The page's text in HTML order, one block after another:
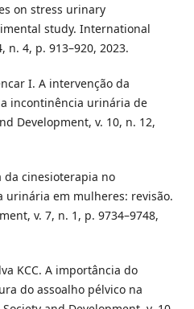
on stress urinary
study. International
n. 4, p. 913–920, 2023.
I. A intervenção da
incontinência urinária de
Development, v. 10, n. 12,
da cinesioterapia no
em mulheres: revisão.
v. 7, n. 1, p. 9734–9748,
KCC. A importância do
do assoalho pélvico na